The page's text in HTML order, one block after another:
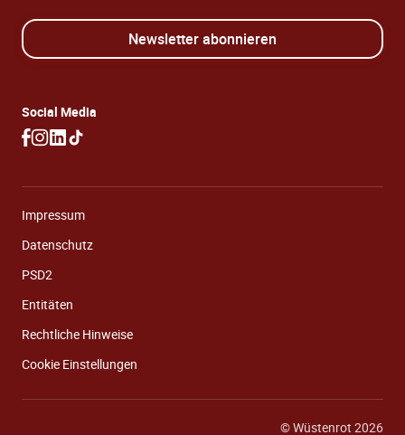
Newsletter abonnieren
Social Media
Impressum
Datenschutz
PSD2
Entitäten
Rechtliche Hinweise
Cookie Einstellungen
© Wüstenrot 2026